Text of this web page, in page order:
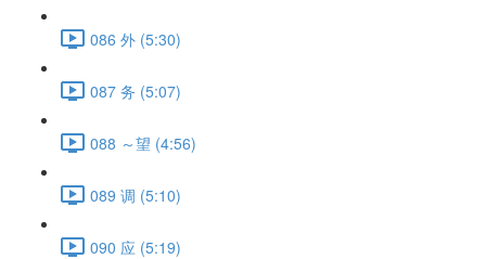
086 外 (5:30)
087 务 (5:07)
088 ～望 (4:56)
089 调 (5:10)
090 应 (5:19)